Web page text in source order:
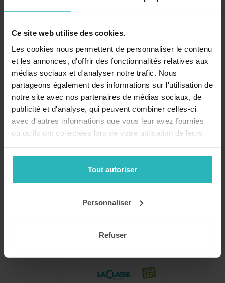
Ce site web utilise des cookies.
Les cookies nous permettent de personnaliser le contenu
et les annonces, d'offrir des fonctionnalités relatives aux
médias sociaux et d'analyser notre trafic. Nous
partageons également des informations sur l'utilisation de
notre site avec nos partenaires de médias sociaux, de
publicité et d'analyse, qui peuvent combiner celles-ci
avec d'autres informations que vous leur avez fournies
ou qu'ils ont collectées lors de votre utilisation de leurs
Tout autoriser
Personnaliser
Refuser
10,90 €
Restez informé!
!